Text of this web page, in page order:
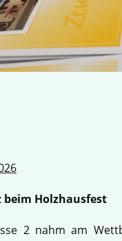
beim Holzhausfest
2 nahm am